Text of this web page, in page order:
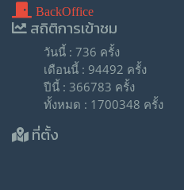
BackOffice
สถิติการเข้าชม
วันนี้ : 736 ครั้ง
เดือนนี้ : 94492 ครั้ง
ปีนี้ : 366783 ครั้ง
ทั้งหมด : 1700348 ครั้ง
ที่ตั้ง